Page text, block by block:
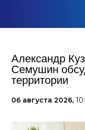
Александр
Семушин
территории
06 августа 2026,